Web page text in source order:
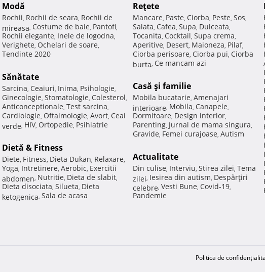
Modă
Rochii, Rochii de seara, Rochii de
mireasa, Costume de baie, Pantofi,
Rochii elegante, Inele de logodna,
Verighete, Ochelari de soare,
Tendinte 2020
Sănătate
Sarcina, Ceaiuri, Inima, Psihologie,
Ginecologie, Stomatologie, Colesterol,
Anticonceptionale, Test sarcina,
Cardiologie, Oftalmologie, Avort, Ceai
verde, HIV, Ortopedie, Psihiatrie
Dietă & Fitness
Diete, Fitness, Dieta Dukan, Relaxare,
Yoga, Intretinere, Aerobic, Exercitii
abdomen, Nutritie, Dieta de slabit,
Dieta disociata, Silueta, Dieta
ketogenica, Sala de acasa
Reţete
Mancare, Paste, Ciorba, Peste, Sos,
Salata, Cafea, Supa, Dulceata,
Tocanita, Cocktail, Supa crema,
Aperitive, Desert, Maioneza, Pilaf,
Ciorba perisoare, Ciorba pui, Ciorba
burta, Ce mancam azi
Casă şi familie
Mobila bucatarie, Amenajari
interioare, Mobila, Canapele,
Dormitoare, Design interior,
Parenting, Jurnal de mama singura,
Gravide, Femei curajoase, Autism
Actualitate
Din culise, Interviu, Stirea zilei, Tema
zilei, Iesirea din autism, Despărţiri
celebre, Vesti Bune, Covid-19,
Pandemie
Politica de